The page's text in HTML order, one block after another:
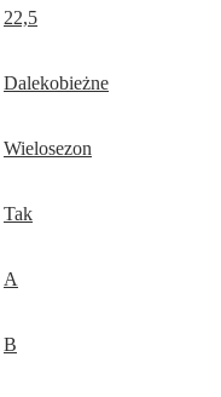
22,5
Dalekobieżne
Wielosezon
Tak
A
B